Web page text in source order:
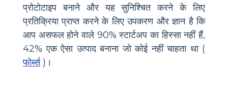
प्रोटोटाइप बनाने और यह सुनिश्चित करने के लिए
प्रतिक्रिया प्राप्त करने के लिए उपकरण और ज्ञान है कि
आप असफल होने वाले 90% स्टार्टअप का हिस्सा नहीं हैं,
42% एक ऐसा उत्पाद बनाना जो कोई नहीं चाहता था (
फोर्ब्स)।